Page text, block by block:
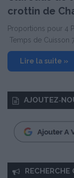
crottin de
Proportions pour 4
Temps de Cuisson
Lire la suite »
RECHERCHE